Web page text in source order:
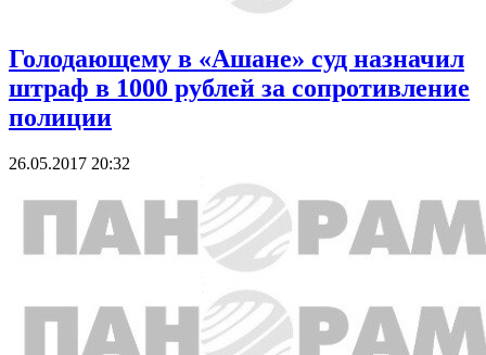
Голодающему в «Ашане» суд назначил
штраф в 1000 рублей за сопротивление
полиции
26.05.2017 20:32